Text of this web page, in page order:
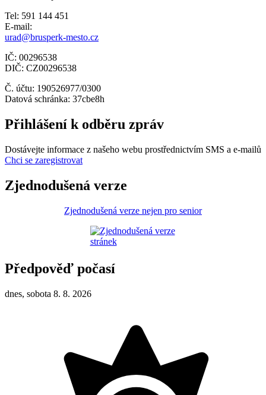
Tel: 591 144 451
E-mail:
urad@brusperk-mesto.cz
IČ: 00296538
DIČ: CZ00296538
Č. účtu: 190526977/0300
Datová schránka: 37cbe8h
Přihlášení k odběru zpráv
Dostávejte informace z našeho webu prostřednictvím SMS a e-mailů
Chci se zaregistrovat
Zjednodušená verze
Zjednodušená verze nejen pro senior
Předpověď počasí
dnes, sobota 8. 8. 2026